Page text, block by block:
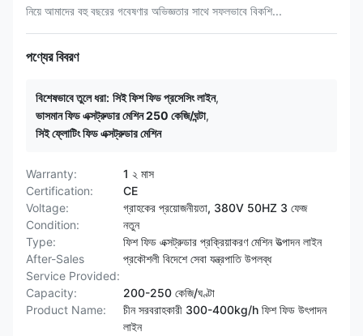
নিয়ে আমাদের বহু বছরের গবেষণার অভিজ্ঞতার সাথে সফলভাবে বিকশি...
পণ্যের বিবরণ
বিশেষভাবে তুলে ধরা: সিই ফিশ ফিড প্রসেসিং লাইন,
ভাসমান ফিড এক্সট্রুডার মেশিন 250 কেজি/ঘন্টা,
সিই ফ্লোটিং ফিড এক্সট্রুডার মেশিন
Warranty:
1 ২ মাস
Certification:
CE
Voltage:
গ্রাহকের প্রয়োজনীয়তা, 380V 50HZ 3 ফেজ
Condition:
নতুন
Type:
ফিশ ফিড এক্সট্রুডার প্রক্রিয়াকরণ মেশিন উত্পাদন লাইন
After-Sales
Service Provided:
প্রকৌশলী বিদেশে সেবা যন্ত্রপাতি উপলব্ধ
Capacity:
200-250 কেজি/ঘণ্টা
Product Name:
চীন সরবরাহকারী 300-400kg/h ফিশ ফিড উৎপাদন
লাইন